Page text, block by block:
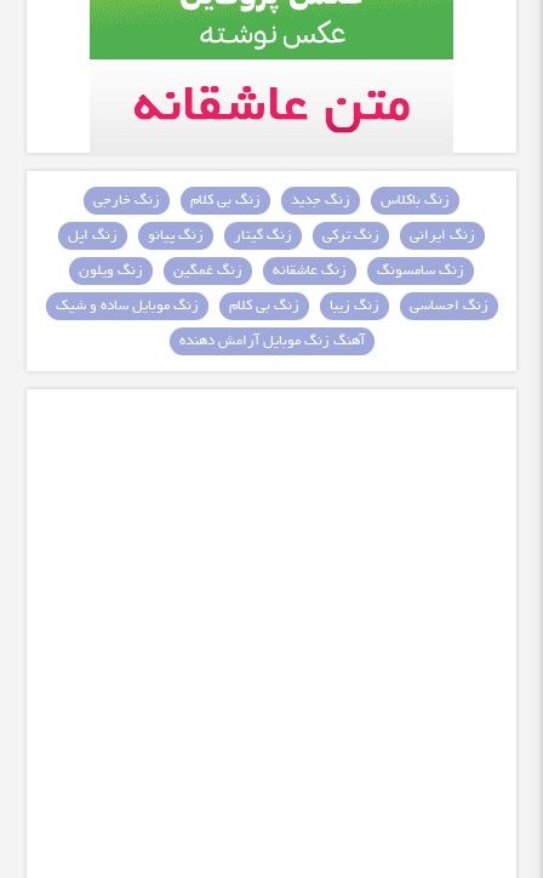
زنگ باکلاس زنگ جدید زنگ بی کلام
زنگ خارجی
زنگ ایرانی
زنگ ترکی زنگ گیتار زنگ پیانو
زنگ اپل
زنگ سامسونگ
زنگ عاشقانه زنگ غمگین
زنگ ویلون
زنگ احساسی
زنگ زیبا زنگ بی کلام
زنگ موبایل ساده و شیک
آهنگ زنگ موبایل آرامش دهنده